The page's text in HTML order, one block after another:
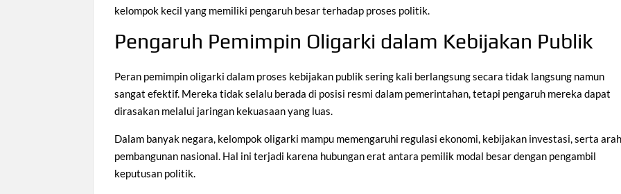
kelompok kecil yang memiliki pengaruh besar terhadap proses politik.
Pengaruh Pemimpin Oligarki dalam Kebijakan Publik
Peran pemimpin oligarki dalam proses kebijakan publik sering kali berlangsung secara tidak langsung namun
sangat efektif. Mereka tidak selalu berada di posisi resmi dalam pemerintahan, tetapi pengaruh mereka dapat
dirasakan melalui jaringan kekuasaan yang luas.
Dalam banyak negara, kelompok oligarki mampu memengaruhi regulasi ekonomi, kebijakan investasi, serta
pembangunan nasional. Hal ini terjadi karena hubungan erat antara pemilik modal besar dengan pengambil
keputusan politik.